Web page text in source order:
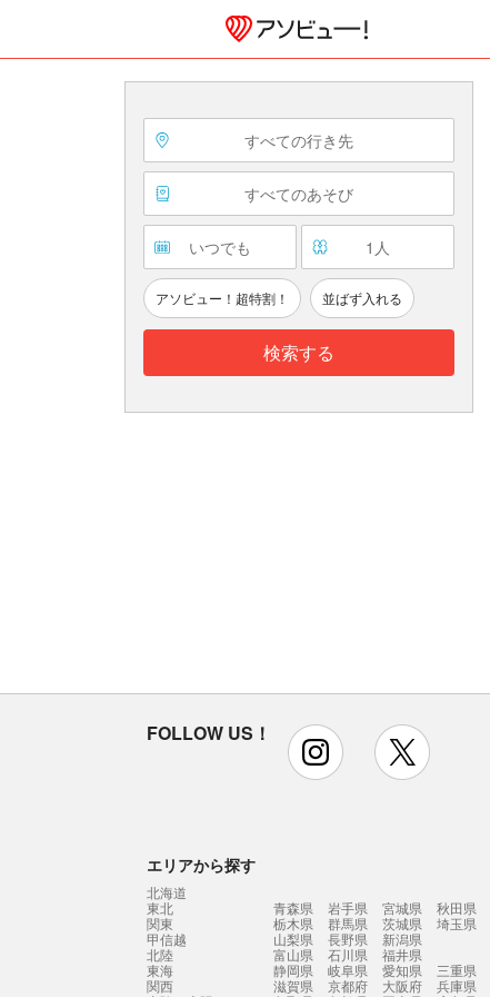
すべての行き先
すべてのあそび
いつでも 1 人
アソビュー！超特割！ 並ばず入れる
検索する
FOLLOW US！ instagram
エリアから探す
北海道
東北
青森県 岩手県 宮城県 秋田県
関東
栃木県 群馬県 茨城県 埼玉県
甲信越
山梨県 長野県
新潟県
北陸
富山県 石川県
福井県
東海
静岡県 岐阜県 愛知県
三重県
関西
滋賀県 京都府 大阪府 兵庫県